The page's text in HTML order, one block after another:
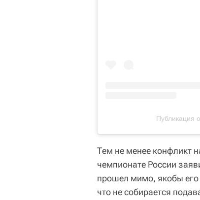
Публикация
Тем не менее конфликт
чемпионате России
прошел мимо, якобы
что не собирается